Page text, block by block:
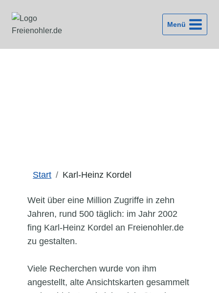
Inhalt
springen
Menü
Start Karl-Heinz Kordel
Weit über eine Million Zugriffe in zehn
Jahren, rund 500 täglich: im Jahr 2002
fing Karl-Heinz Kordel an Freienohler.de
zu gestalten.
Viele Recherchen wurde von ihm
angestellt, alte Ansichtskarten gesammelt